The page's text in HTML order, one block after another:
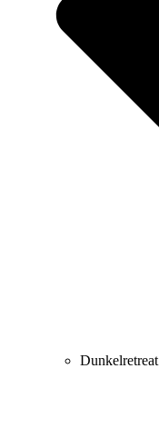
Dunkelretreat